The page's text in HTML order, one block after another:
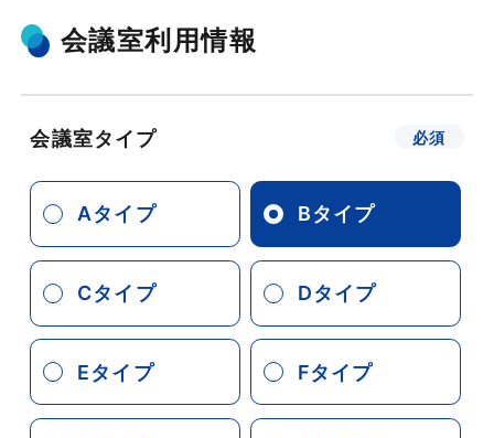
会議室利用情報
会議室タイプ
Aタイプ Bタイプ
Cタイプ Dタイプ
Eタイプ Fタイプ